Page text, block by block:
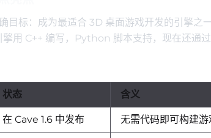
目标：成为最适合 3D 桌面游戏开发的引擎
用 C++ 编写，Python 脚本支持，现在还通
状态 含义
在 Cave 1.6 中发布 无需代码即可构建